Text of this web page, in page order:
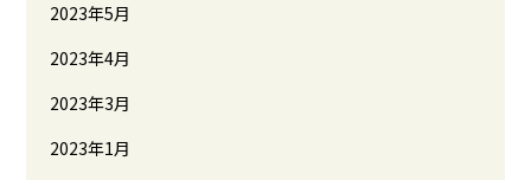
2023年5月
2023年4月
2023年3月
2023年1月